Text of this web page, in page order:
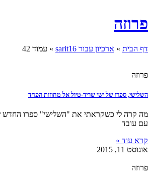
פרוזה
דף הבית » ארכיון עבור sarit16 » עמוד 42
פרוזה
השלישי, ספרו של ישי שריד-טיול אל מחוזות הפחד
מה קרה לי כשקראתי את "השלישי" ספרו החדש
עם עובד
קרא עוד »
אוגוסט 11, 2015
פרוזה